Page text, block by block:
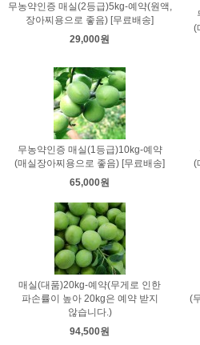
무농약인증 매실(2등급)5kg-예약(원액,
장아찌용으로 좋음) [무료배송]
29,000원
(
무농약인증 매실(1등급)10kg-예약
(매실장아찌용으로 좋음) [무료배송]
65,000원
(
매실(대품)20kg-예약(무게로 인한
파손률이 높아 20kg은 예약 받지
않습니다.)
94,500원
(